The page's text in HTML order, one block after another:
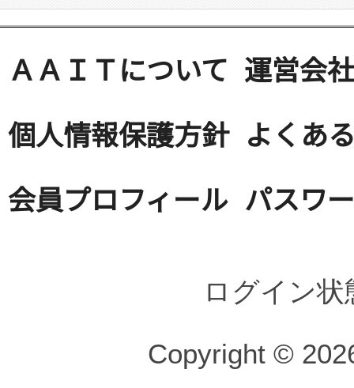
ＡＡＩＴについて 運営会社
個人情報保護方針 よくあ
会員プロフィール パスワ
ログイン
Copyright ©